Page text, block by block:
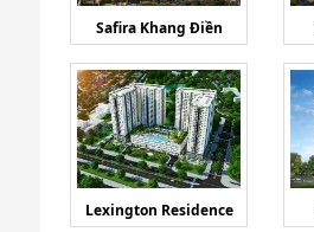
Safira Khang Điền
Lexington Residence